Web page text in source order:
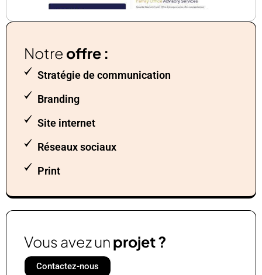
Notre offre :
Stratégie de communication
Branding
Site internet
Réseaux sociaux
Print
Vous avez unprojet ?
Contactez-nous